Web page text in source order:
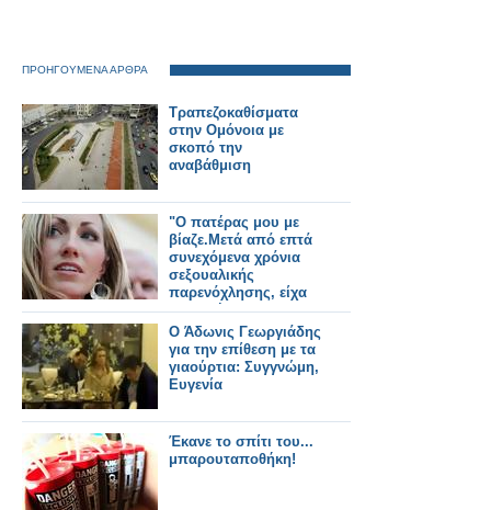
ΠΡΟΗΓΟΥΜΕΝΑ ΑΡΘΡΑ
Τραπεζοκαθίσματα
στην Ομόνοια με
σκοπό την
αναβάθμιση
"Ο πατέρας μου με
βίαζε.Μετά από επτά
συνεχόμενα χρόνια
σεξουαλικής
παρενόχλησης, είχα
απηυδήσει"
Ο Άδωνις Γεωργιάδης
για την επίθεση με τα
γιαούρτια: Συγγνώμη,
Ευγενία
Έκανε το σπίτι του...
μπαρουταποθήκη!